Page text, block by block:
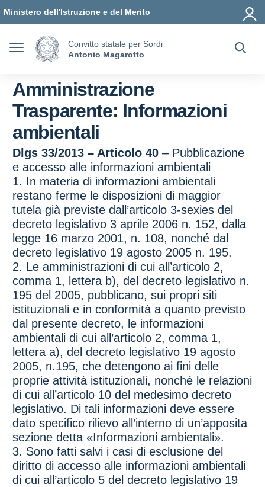
Ministero dell'Istruzione e del Merito
Convitto statale per Sordi
Antonio Magarotto
Amministrazione
Trasparente: Informazioni
ambientali
Dlgs 33/2013 – Articolo 40 – Pubblicazione
e accesso alle informazioni ambientali
1. In materia di informazioni ambientali
restano ferme le disposizioni di maggior
tutela già previste dall’articolo 3-sexies del
decreto legislativo 3 aprile 2006 n. 152, dalla
legge 16 marzo 2001, n. 108, nonché dal
decreto legislativo 19 agosto 2005 n. 195.
2. Le amministrazioni di cui all’articolo 2,
comma 1, lettera b), del decreto legislativo n.
195 del 2005, pubblicano, sui propri siti
istituzionali e in conformità a quanto previsto
dal presente decreto, le informazioni
ambientali di cui all’articolo 2, comma 1,
lettera a), del decreto legislativo 19 agosto
2005, n.195, che detengono ai fini delle
proprie attività istituzionali, nonché le relazioni
di cui all’articolo 10 del medesimo decreto
legislativo. Di tali informazioni deve essere
dato specifico rilievo all’interno di un’apposita
sezione detta «Informazioni ambientali».
3. Sono fatti salvi i casi di esclusione del
diritto di accesso alle informazioni ambientali
di cui all’articolo 5 del decreto legislativo 19